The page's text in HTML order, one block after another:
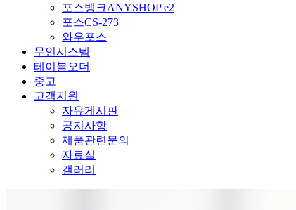
포스뱅크ANYSHOP e2
포스CS-273
와우포스
무인시스템
테이블오더
중고
고객지원
자유게시판
공지사항
제품관련문의
자료실
갤러리